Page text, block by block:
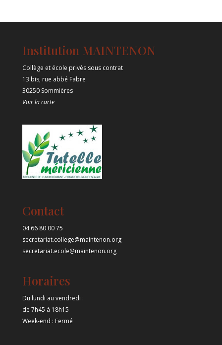
Institution MAINTENON
Collège et école privés sous contrat
13 bis, rue abbé Fabre
30250 Sommières
Voir la carte
Contact
04 66 80 00 75
secretariat.college@maintenon.org
secretariat.ecole@maintenon.org
Horaires
Du lundi au vendredi :
de 7h45 à 18h15
Week-end : Fermé